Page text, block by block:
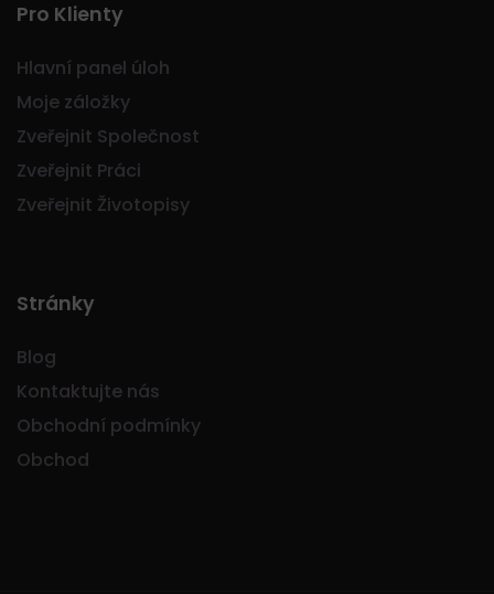
Pro Klienty
Hlavní panel úloh
Moje záložky
Zveřejnit Společnost
Zveřejnit Práci
Zveřejnit Životopisy
Stránky
Blog
Kontaktujte nás
Obchodní podmínky
Obchod